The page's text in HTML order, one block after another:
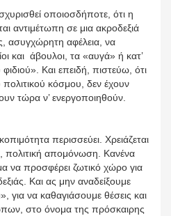
αντιμέτωπη σε μια ακροδεξιά
ασυγχώρητη αφέλεια, να
και άβουλοι, τα «αυγά» ή κατ’
Και επειδή, πιστεύω, ότι
κόσμου, δεν έχουν
τώρα ν’ ενεργοποιηθούν.
πολιτική απομόνωση. Κανένα
να προσφέρει ζωτικό χώρο για
Και ας μην αναδείξουμε
για να καθαγιάσουμε θέσεις και
στο όνομα της πρόσκαιρης